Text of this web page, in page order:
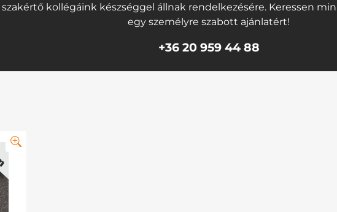
kollégáink készséggel állnak rendelkezésére. Keressen
egy személyre szabott ajánlatért!
+36 20 959 44 88